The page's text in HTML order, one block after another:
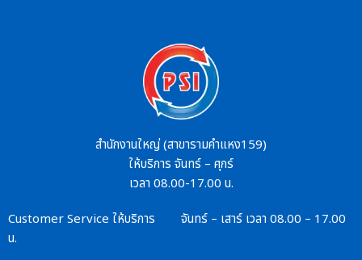
สำนักงานใหญ่ (สาขารามคำแหง159)
ให้บริการ จันทร์ – ศุกร์
เวลา 08.00-17.00 น.
Customer Service ให้บริการ จันทร์ – เสาร์ เวลา 08.00 – 17.00
น.